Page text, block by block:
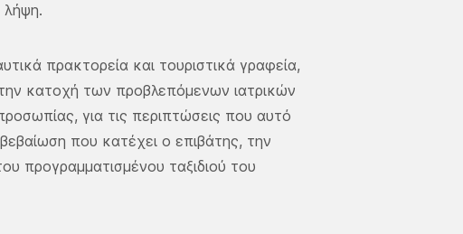
λήψη.
πρακτορεία και τουριστικά γραφεία,
την κατοχή των προβλεπόμενων ιατρικών
για τις περιπτώσεις που αυτό
που κατέχει ο επιβάτης, την
προγραμματισμένου ταξιδιού του